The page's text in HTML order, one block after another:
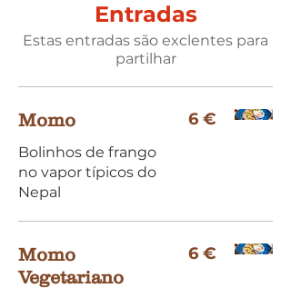
Entradas
Estas entradas são exclentes para
partilhar
Momo
Bolinhos de frango
no vapor típicos do
Nepal
6 €
Momo
Vegetariano
6 €